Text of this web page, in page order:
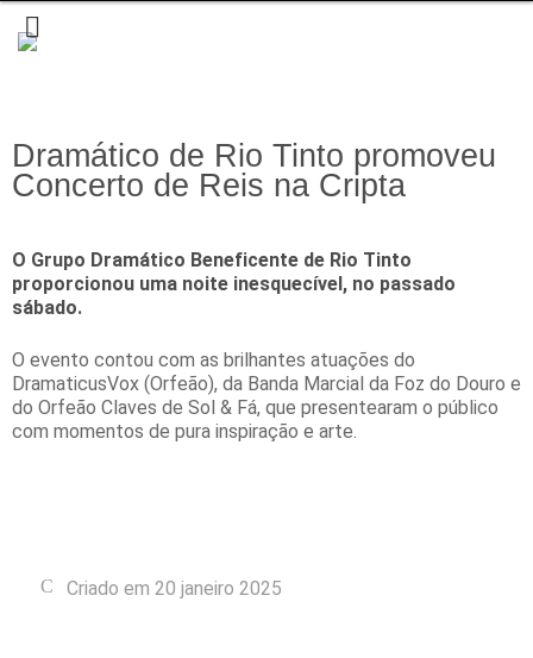
Dramático de Rio Tinto promoveu
Concerto de Reis na Cripta
O Grupo Dramático Beneficente de Rio Tinto
proporcionou uma noite inesquecível, no passado
sábado.
O evento contou com as brilhantes atuações do
DramaticusVox (Orfeão), da Banda Marcial da Foz do Douro e
do Orfeão Claves de Sol & Fá, que presentearam o público
com momentos de pura inspiração e arte.
Criado em 20 janeiro 2025